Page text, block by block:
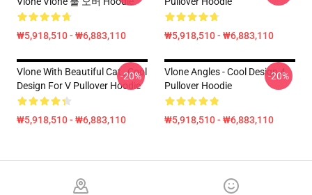
₩5,918,510 - ₩6,883,110 ₩5,918,510 - ₩6,883,110
Vlone With Beautiful Cat , Cool
Design For V Pullover Hoodie
₩5,918,510 - ₩6,883,110
-20%
Vlone Angles - Cool Design 4
Pullover Hoodie
₩5,918,510 - ₩6,883,110
-20%